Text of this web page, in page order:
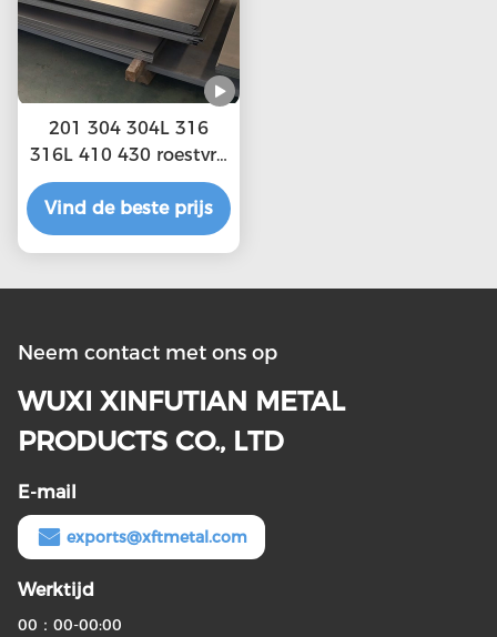
201 304 304L 316
316L 410 430 roestvrij
staal platen Platen
met aangepaste
lengte
natuurlijk oppervlak
Vind de beste prijs
Neem contact met ons op
WUXI XINFUTIAN METAL
PRODUCTS CO., LTD
E-mail
exports@xftmetal.com
Werktijd
00：00-00:00